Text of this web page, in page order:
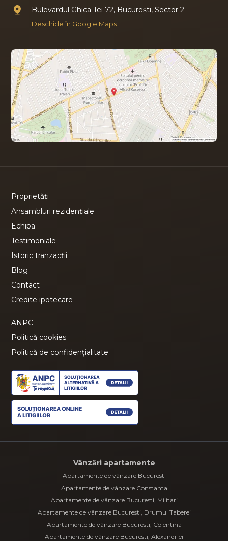
Bulevardul Ghica Tei 72, București, Sector 2
Deschide în Google Maps
Proprietăți
Ansambluri rezidențiale
Echipa
Testimoniale
Istoric tranzacții
Blog
Contact
Credite ipotecare
ANPC
Politică cookies
Politică de confidențialitate
Vânzări apartamente
Apartamente de vânzare Bucuresti
Apartamente de vânzare Constanta
Apartamente de vânzare Bucuresti, Militari
Apartamente de vânzare Bucuresti, Drumul Taberei
Apartamente de vânzare Bucuresti, Colentina
Apartamente de vânzare Bucuresti, Alexandriei